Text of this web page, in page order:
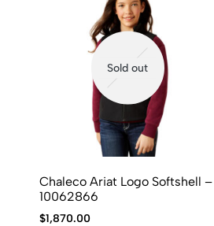
Sold out
Chaleco Ariat Logo Softshell –
10062866
$1,870.00